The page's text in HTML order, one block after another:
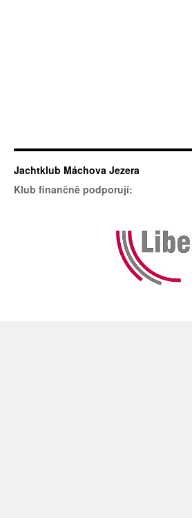
Jachtklub Máchova Jezera
Klub finančně podporují: